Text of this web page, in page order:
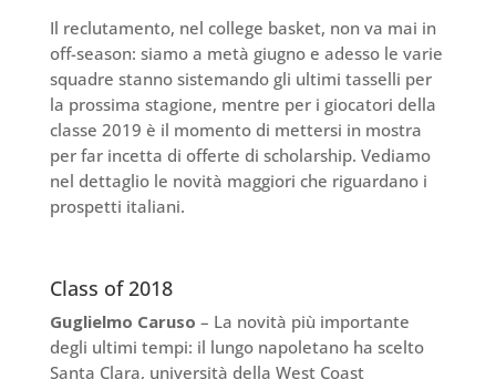
Il reclutamento, nel college basket, non va mai in
off-season: siamo a metà giugno e adesso le varie
squadre stanno sistemando gli ultimi tasselli per
la prossima stagione, mentre per i giocatori della
classe 2019 è il momento di mettersi in mostra
per far incetta di offerte di scholarship. Vediamo
nel dettaglio le novità maggiori che riguardano i
prospetti italiani.
Class of 2018
Guglielmo Caruso – La novità più importante
degli ultimi tempi: il lungo napoletano ha scelto
Santa Clara, università della West Coast